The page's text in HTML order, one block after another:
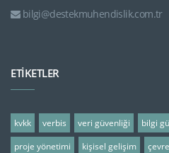
bilgi@destekmuhendislik.com.tr
ETİKETLER
kvkk verbis veri güvenliği bilgi
proje yönetimi
kişisel gelişim